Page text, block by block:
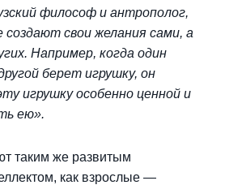
философ и антрополог,
свои желания сами, а
Например, когда один
берет игрушку, он
игрушку особенно ценной и
ею».
таким же развитым
как взрослые —